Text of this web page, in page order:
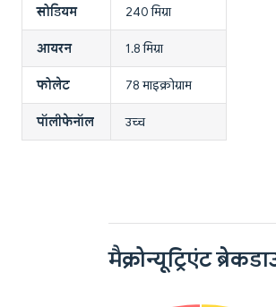
सोडियम 240 मिग्रा
आयरन 1.8 मिग्रा
फोलेट 78 माइक्रोग्राम
पॉलीफेनॉल उच्च
मैक्रोन्यूट्रिएंट